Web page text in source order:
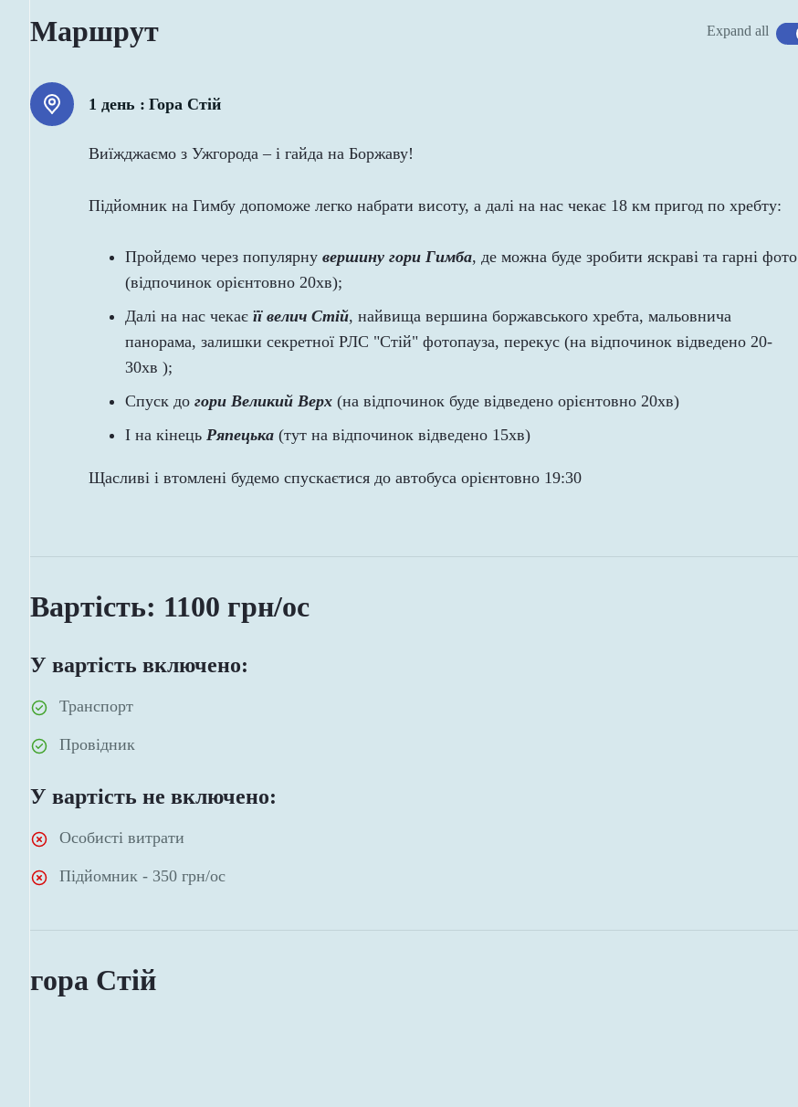
Маршрут Expand all
1 день : Гора Стій
Виїжджаємо з Ужгорода – і гайда на Боржаву!
Підйомник на Гимбу допоможе легко набрати висоту, а далі на нас чекає 18 км пригод по хребту:
Пройдемо через популярну вершину гори Гимба, де можна буде зробити яскраві та гарні фото
(відпочинок орієнтовно 20хв);
Далі на нас чекає її велич Стій, найвища вершина боржавського хребта, мальовнича
панорама, залишки секретної РЛС "Стій" фотопауза, перекус (на відпочинок відведено 20-
30хв );
Спуск до гори Великий Верх (на відпочинок буде відведено орієнтовно 20хв)
І на кінець Ряпецька (тут на відпочинок відведено 15хв)
Щасливі і втомлені будемо спускаєтися до автобуса орієнтовно 19:30
Вартість: 1100 грн/ос
У вартість включено:
Транспорт
Провідник
У вартість не включено:
Особисті витрати
Підйомник - 350 грн/ос
гора Стій